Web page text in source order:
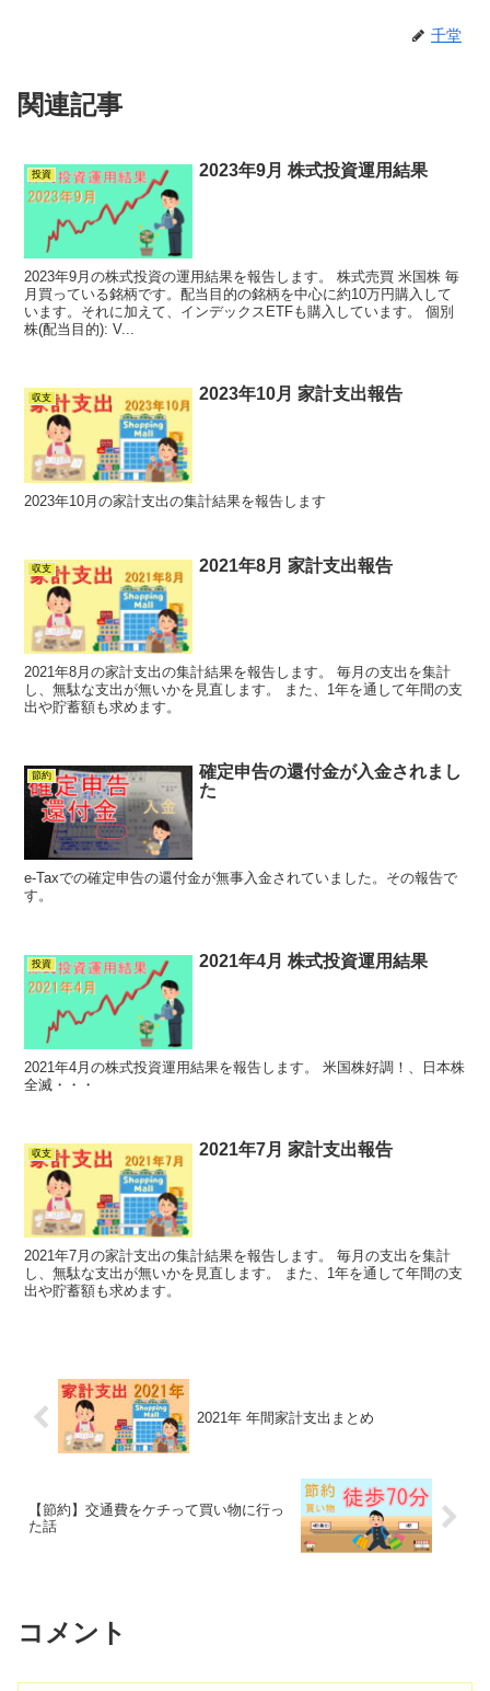
千堂
関連記事
投資 2023年9月 株式投資運用結果
2023年9月の株式投資の運用結果を報告します。 株式売買 米国株 毎
月買っている銘柄です。配当目的の銘柄を中心に約10万円購入して
います。それに加えて、インデックスETFも購入しています。 個別
株(配当目的): V...
収支 2023年10月 家計支出報告
2023年10月の家計支出の集計結果を報告します
収支 2021年8月 家計支出報告
2021年8月の家計支出の集計結果を報告します。 毎月の支出を集計
し、無駄な支出が無いかを見直します。 また、1年を通して年間の支
出や貯蓄額も求めます。
節約
確定申告の還付金が入金されまし
た
e-Taxでの確定申告の還付金が無事入金されていました。その報告で
す。
投資 2021年4月 株式投資運用結果
2021年4月の株式投資運用結果を報告します。 米国株好調！、日本株
全滅・・・
収支 2021年7月 家計支出報告
2021年7月の家計支出の集計結果を報告します。 毎月の支出を集計
し、無駄な支出が無いかを見直します。 また、1年を通して年間の支
出や貯蓄額も求めます。
2021年 年間家計支出まとめ
【節約】交通費をケチって買い物に行っ
た話
コメント